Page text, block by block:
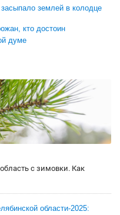
землей в колодце
кто достоин
думе
с зимовки. Как
области-2025: